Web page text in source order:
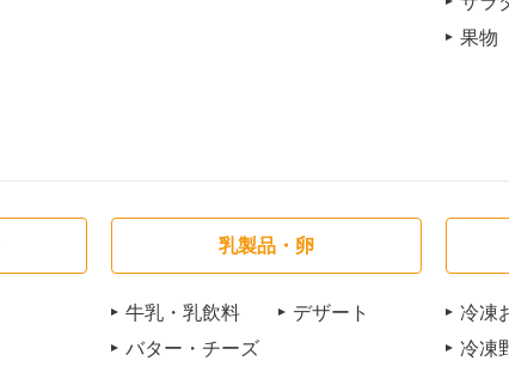
果物
乳製品・卵
牛乳・乳飲料
デザート
バター・チーズ
冷凍
冷凍